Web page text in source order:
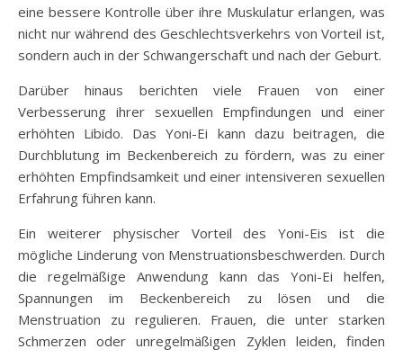
eine bessere Kontrolle über ihre Muskulatur erlangen, was
nicht nur während des Geschlechtsverkehrs von Vorteil ist,
sondern auch in der Schwangerschaft und nach der Geburt.
Darüber hinaus berichten viele Frauen von einer
Verbesserung ihrer sexuellen Empfindungen und einer
erhöhten Libido. Das Yoni-Ei kann dazu beitragen, die
Durchblutung im Beckenbereich zu fördern, was zu einer
erhöhten Empfindsamkeit und einer intensiveren sexuellen
Erfahrung führen kann.
Ein weiterer physischer Vorteil des Yoni-Eis ist die
mögliche Linderung von Menstruationsbeschwerden. Durch
die regelmäßige Anwendung kann das Yoni-Ei helfen,
Spannungen im Beckenbereich zu lösen und die
Menstruation zu regulieren. Frauen, die unter starken
Schmerzen oder unregelmäßigen Zyklen leiden, finden